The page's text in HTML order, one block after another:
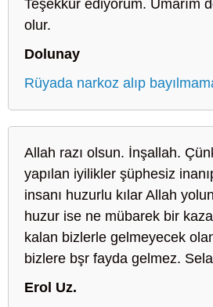
Teşekkür ediyorum. Umarım
olur.
Dolunay
Rüyada narkoz alıp
Allah razı olsun. İnşallah.
yapılan iyilikler şüphesiz
insanı huzurlu kılar Allah
huzur ise ne mübarek bir
kalan bizlerle gelmeyecek
bizlere bşr fayda gelmez.
Erol Uz.